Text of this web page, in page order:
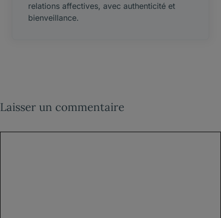
relations affectives, avec authenticité et
bienveillance.
Laisser un commentaire